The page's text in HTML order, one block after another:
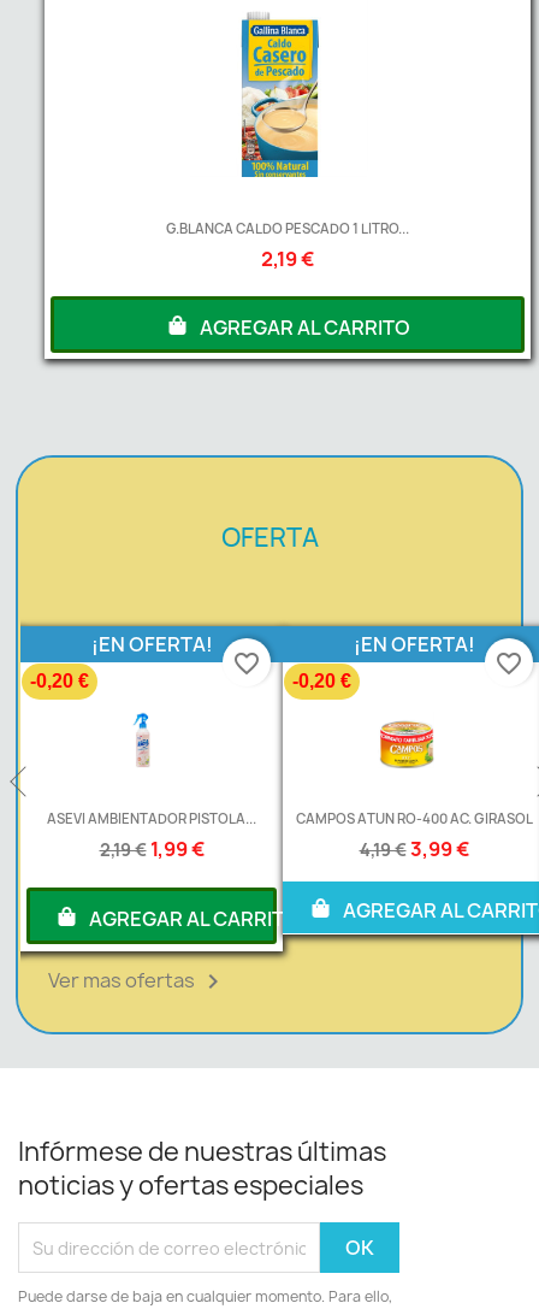
G.BLANCA CALDO PESCADO 1 LITRO...
2,19 €
AGREGAR AL CARRITO
OFERTA
ASEVI AMBIENTADOR PISTOLA...
2,19 € 1,99 €
¡EN OFERTA!
-0,20 €
AGREGAR AL CARRITO
favorite_border
CAMPOS ATUN RO-400 AC. GIRASOL
4,19 €3,99 €
¡EN OFERTA!
-0,20 €
AGREGAR AL
favorite_border
Ver mas ofertas 
Infórmese de nuestras últimas
noticias y ofertas especiales
Puede darse de baja en cualquier momento. Para ello,